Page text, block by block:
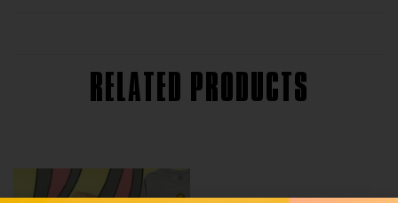
RELATED PRODUCTS